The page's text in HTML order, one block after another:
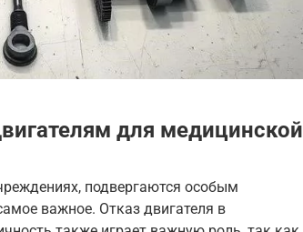
для медицинской
подвергаются особым
важное. Отказ двигателя в